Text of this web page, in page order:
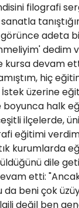
filografi
adeta
dedim
kursa devam
hiç
üzerine
boyunca halk
ilçelerde,
eğitimi
kurumlarda
dile
etti:
da beni çok
değil ben